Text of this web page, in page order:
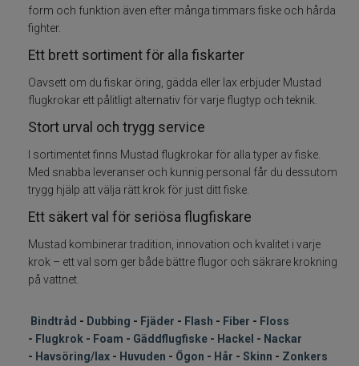
Flash och Fiber
Floss
Flugkrok
Gäddflugfiske
Hackel nackar
Havsöring Lax
Hår skinn Zonkers
form och funktion även efter många timmars fiske och hårda
fighter.
Ett brett sortiment för alla fiskarter
Oavsett om du fiskar öring, gädda eller lax erbjuder Mustad
flugkrokar ett pålitligt alternativ för varje flugtyp och teknik.
Stort urval och trygg service
I sortimentet finns Mustad flugkrokar för alla typer av fiske.
Med snabba leveranser och kunnig personal får du dessutom
trygg hjälp att välja rätt krok för just ditt fiske.
Ett säkert val för seriösa flugfiskare
Mustad kombinerar tradition, innovation och kvalitet i varje
krok – ett val som ger både bättre flugor och säkrare krokning
på vattnet.
Bindtråd - Dubbing - Fjäder - Flash - Fiber - Floss
- Flugkrok - Foam - Gäddflugfiske - Hackel - Nackar
- Havsöring/lax - Huvuden - Ögon - Hår - Skinn - Zonkers